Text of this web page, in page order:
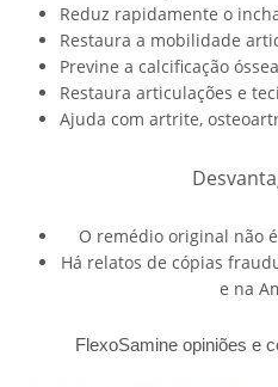
Reduz rapidamente o
Restaura a mobilidade
Previne a calcificação
Restaura articulações e
Ajuda com artrite,
O remédio original não
Há relatos de cópias
e na
FlexoSamine opiniões e